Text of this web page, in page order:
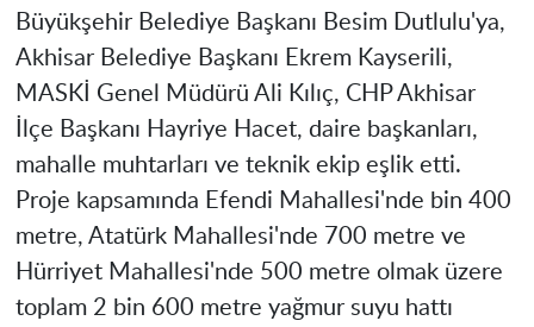
Büyükşehir Belediye Başkanı Besim Dutlulu'ya,
Akhisar Belediye Başkanı Ekrem Kayserili,
MASKİ Genel Müdürü Ali Kılıç, CHP Akhisar
İlçe Başkanı Hayriye Hacet, daire başkanları,
mahalle muhtarları ve teknik ekip eşlik etti.
Proje kapsamında Efendi Mahallesi'nde bin 400
metre, Atatürk Mahallesi'nde 700 metre ve
Hürriyet Mahallesi'nde 500 metre olmak üzere
toplam 2 bin 600 metre yağmur suyu hattı